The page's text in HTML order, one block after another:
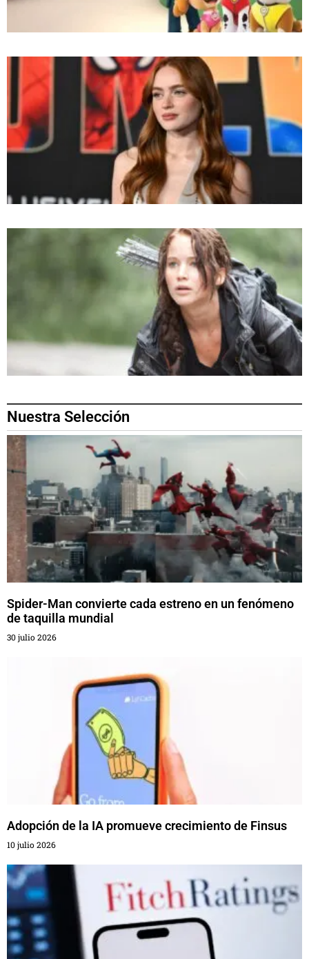
Nuestra Selección
Spider-Man convierte cada estreno en un fenómeno
de taquilla mundial
30 julio 2026
Adopción de la IA promueve crecimiento de Finsus
10 julio 2026